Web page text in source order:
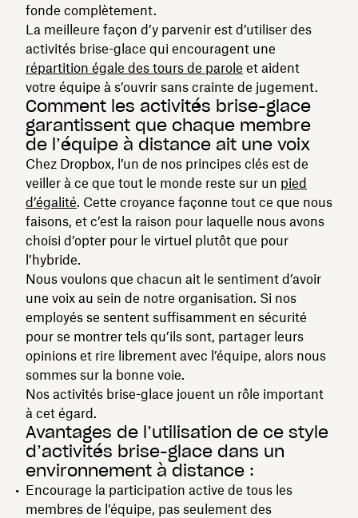
fonde complètement.
La meilleure façon d’y parvenir est d’utiliser des
activités brise-glace qui encouragent une
répartition égale des tours de parole et aident
votre équipe à s’ouvrir sans crainte de jugement.
Comment les activités brise-glace
garantissent que chaque membre
de l’équipe à distance ait une voix
Chez Dropbox, l’un de nos principes clés est de
veiller à ce que tout le monde reste sur un pied
d’égalité. Cette croyance façonne tout ce que nous
faisons, et c’est la raison pour laquelle nous avons
choisi d’opter pour le virtuel plutôt que pour
l’hybride.
Nous voulons que chacun ait le sentiment d’avoir
une voix au sein de notre organisation. Si nos
employés se sentent suffisamment en sécurité
pour se montrer tels qu’ils sont, partager leurs
opinions et rire librement avec l’équipe, alors nous
sommes sur la bonne voie.
Nos activités brise-glace jouent un rôle important
à cet égard.
Avantages de l’utilisation de ce style
d’activités brise-glace dans un
environnement à distance :
Encourage la participation active de tous les
membres de l’équipe, pas seulement des